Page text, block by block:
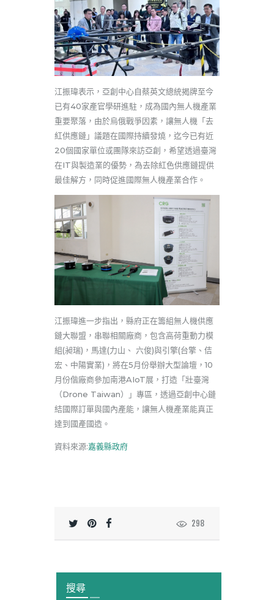
江振瑋表示，亞創中心自蔡英文總統揭牌至今
已有40家產官學研進駐，成為國內無人機產業
重要聚落，由於烏俄戰爭因素，讓無人機「去
紅供應鏈」議題在國際持續發燒，迄今已有近
20個國家單位或團隊來訪亞創，希望透過臺灣
在IT與製造業的優勢，為去除紅色供應鏈提供
最佳解方，同時促進國際無人機產業合作。
江振瑋進一步指出，縣府正在籌組無人機供應
鏈大聯盟，串聯相關廠商，包含高荷重動力模
組(昶瑞)，馬達(力山、 六俊)與引擎(台擎、佶
宏、中陽實業)，將在5月份舉辦大型論壇，10
月份偕廠商參加南港AIoT展，打造「壯臺灣
（Drone Taiwan）」專區，透過亞創中心鏈
結國際訂單與國內產能，讓無人機產業能真正
達到國產國造。
資料來源:嘉義縣政府
298
搜尋